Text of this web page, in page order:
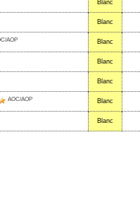
Blanc
Blanc
AOP Blanc
Blanc
Blanc
AOC/AOP Blanc
Blanc